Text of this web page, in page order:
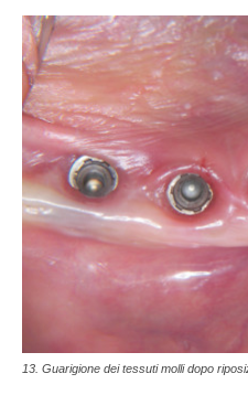
13. Guarigione dei tessuti molli dopo